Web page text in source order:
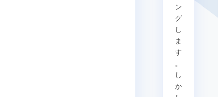
ン
グ
し
ま
す
。
し
か